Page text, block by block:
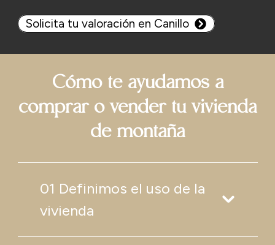
Solicita tu valoración en Canillo
Cómo te ayudamos a
comprar o vender tu vivienda
de montaña
01 Definimos el uso de la
vivienda